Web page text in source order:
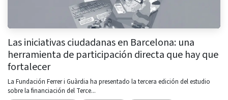
Las iniciativas ciudadanas en Barcelona: una
herramienta de participación directa que hay que
fortalecer
La Fundación Ferrer i Guàrdia ha presentado la tercera edición del estudio
sobre la financiación del Terce...